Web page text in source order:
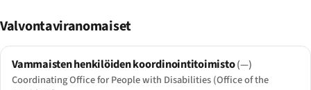
Valvontaviranomaiset
Vammaisten henkilöiden koordinointitoimisto(—)
Coordinating Office for People with Disabilities (Office of the